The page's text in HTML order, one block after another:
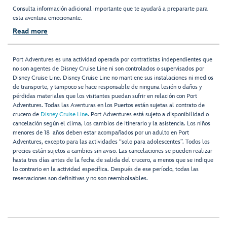
Consulta información adicional importante que te ayudará a prepararte para
esta aventura emocionante.
Read more
Port Adventures es una actividad operada por contratistas independientes que
no son agentes de Disney Cruise Line ni son controlados o supervisados por
Disney Cruise Line. Disney Cruise Line no mantiene sus instalaciones ni medios
de transporte, y tampoco se hace responsable de ninguna lesión o daños y
pérdidas materiales que los visitantes puedan sufrir en relación con Port
Adventures. Todas las Aventuras en los Puertos están sujetas al contrato de
crucero de Disney Cruise Line. Port Adventures está sujeto a disponibilidad o
cancelación según el clima, los cambios de itinerario y la asistencia. Los niños
menores de 18 años deben estar acompañados por un adulto en Port
Adventures, excepto para las actividades “solo para adolescentes”. Todos los
precios están sujetos a cambios sin aviso. Las cancelaciones se pueden realizar
hasta tres días antes de la fecha de salida del crucero, a menos que se indique
lo contrario en la actividad específica. Después de ese período, todas las
reservaciones son definitivas y no son reembolsables.